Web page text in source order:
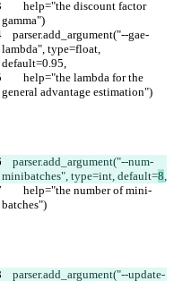
gamma")
lambda", type=float,
default=0.95,
general advantage estimation")
minibatches", type=int, default=8,
batches")